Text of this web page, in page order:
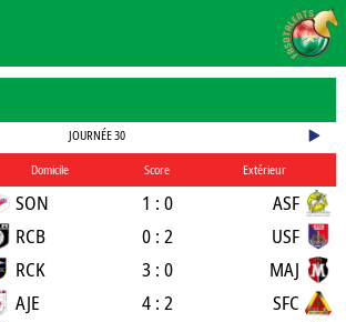
JOURNÉE 30
Domicile Score
Extérieur
SON 1 : 0 ASF
RCB 0 : 2 USF
RCK 3 : 0 MAJ
AJE 4 : 2 SFC